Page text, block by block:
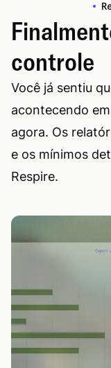
controle
Você já sentiu
acontecendo
agora. Os
e os mínimos
Respire.